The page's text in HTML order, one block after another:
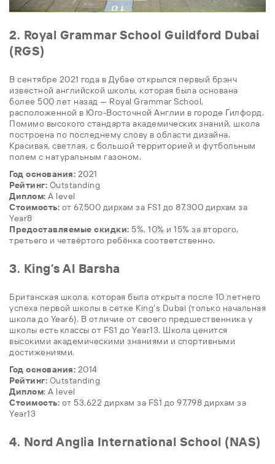
2. Royal Grammar School Guildford Dubai
(RGS)
В сентябре 2021 года в Дубае открылся первый брэнч
известной английской школы, которая была основана
более 500 лет назад — Royal Grammar School,
расположенной в Юго-Восточной Англии в городе Гилфорд.
Помимо высокого стандарта академических знаний, школа
построена по последнему слову в области дизайна.
Красивая, светлая, с большой территорией и футбольным
полем с натуральным газоном.
Год основания: 2021
Рейтинг: Outstanding
Диплом: A level
Стоимость: от 67,500 дирхам за FS1 до 87,300 дирхам за
Year8
Предоставляемые скидки: 5%, 10% и 15% за второго,
третьего и четвёртого ребёнка соответственно.
3. King’s Al Barsha
Британская школа, которая была открыта после 10 летнего
успеха первой школы в сетке King’s Dubai (только начальная
школа до Year6). В отличие от своего предшественника у
школы есть классы от FS1 до Year13. Школа ценится
высокими академическими знаниями и спортивными
достижениями.
Год основания: 2014
Рейтинг: Outstanding
Диплом: A level
Стоимость: от 53,622 дирхам за FS1 до 97,798 дирхам за
Year13
4. Nord Anglia International School (NAS)